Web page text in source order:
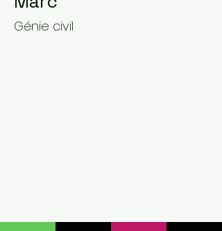
Génie civil